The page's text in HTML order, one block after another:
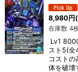
8,980円
在庫数 4
Lv1
スト5(全
コスト
体を破